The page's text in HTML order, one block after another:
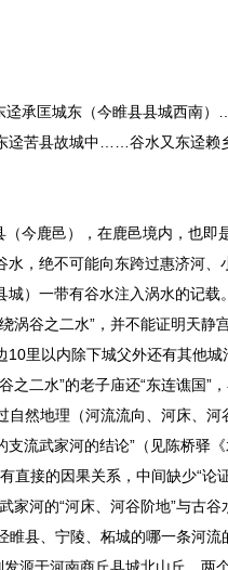
承匡城东（今睢县县城西南
迳苦县故城中……谷水又东迳
今鹿邑），在鹿邑境内，也即
，绝不可能向东跨过惠济河
）一带有谷水注入涡水的记载
涡谷之二水”，并不能证明天
里以内除下城父外还有其他
之二水”的老子庙还“东连谯国
自然地理（河流流向、河床、
支流武家河的结论”（见陈桥
直接的因果关系，中间缺少“
河的“河床、河谷阶地”与古
县、宁陵、柘城的哪一条河